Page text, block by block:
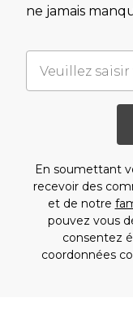
ne jamais
En soumettant
recevoir des
et de notre
pouvez vous
consentez
coordonnées